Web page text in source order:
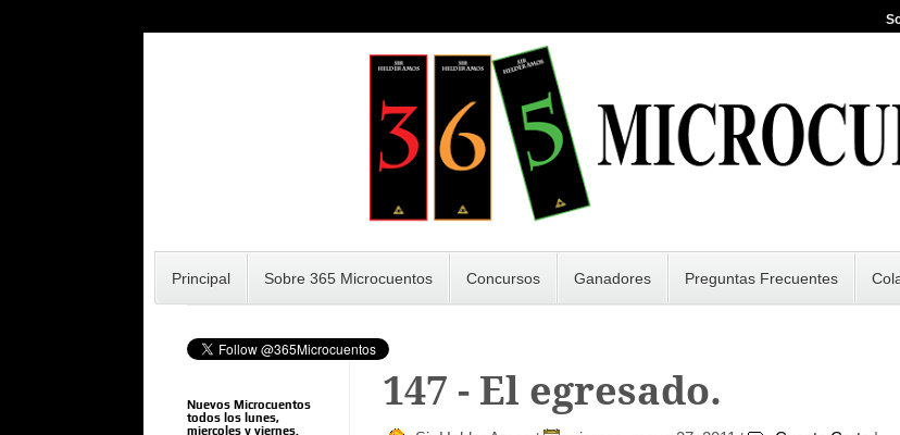
Principal Sobre 365 Microcuentos Concursos Ganadores Preguntas Frecuentes
147 - El egresado.
Nuevos Microcuentos
todos los lunes,
miercoles y viernes.